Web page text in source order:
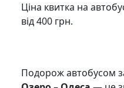
Ціна квитка на
від 400 грн.
Подорож автобусом